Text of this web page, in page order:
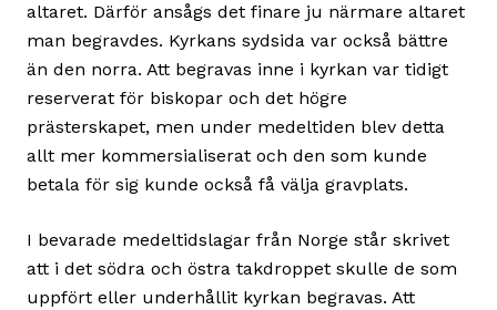
altaret. Därför ansågs det finare ju närmare altaret
man begravdes. Kyrkans sydsida var också bättre
än den norra. Att begravas inne i kyrkan var tidigt
reserverat för biskopar och det högre
prästerskapet, men under medeltiden blev detta
allt mer kommersialiserat och den som kunde
betala för sig kunde också få välja gravplats.
I bevarade medeltidslagar från Norge står skrivet
att i det södra och östra takdroppet skulle de som
uppfört eller underhållit kyrkan begravas. Att